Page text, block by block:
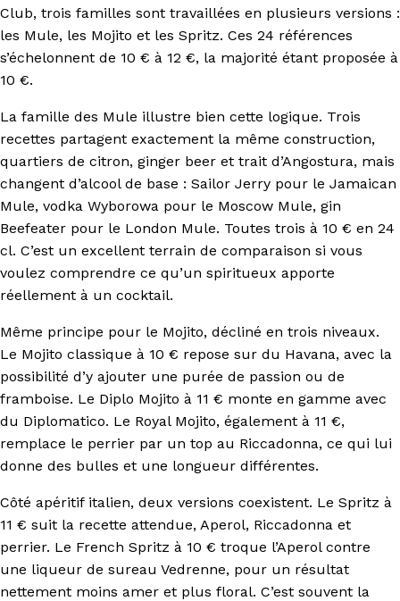
Club, trois familles sont travaillées en plusieurs versions :
les Mule, les Mojito et les Spritz. Ces 24 références
s’échelonnent de 10 € à 12 €, la majorité étant proposée à
10 €.
La famille des Mule illustre bien cette logique. Trois
recettes partagent exactement la même construction,
quartiers de citron, ginger beer et trait d’Angostura, mais
changent d’alcool de base : Sailor Jerry pour le Jamaican
Mule, vodka Wyborowa pour le Moscow Mule, gin
Beefeater pour le London Mule. Toutes trois à 10 € en 24
cl. C’est un excellent terrain de comparaison si vous
voulez comprendre ce qu’un spiritueux apporte
réellement à un cocktail.
Même principe pour le Mojito, décliné en trois niveaux.
Le Mojito classique à 10 € repose sur du Havana, avec la
possibilité d’y ajouter une purée de passion ou de
framboise. Le Diplo Mojito à 11 € monte en gamme avec
du Diplomatico. Le Royal Mojito, également à 11 €,
remplace le perrier par un top au Riccadonna, ce qui lui
donne des bulles et une longueur différentes.
Côté apéritif italien, deux versions coexistent. Le Spritz à
11 € suit la recette attendue, Aperol, Riccadonna et
perrier. Le French Spritz à 10 € troque l’Aperol contre
une liqueur de sureau Vedrenne, pour un résultat
nettement moins amer et plus floral. C’est souvent la